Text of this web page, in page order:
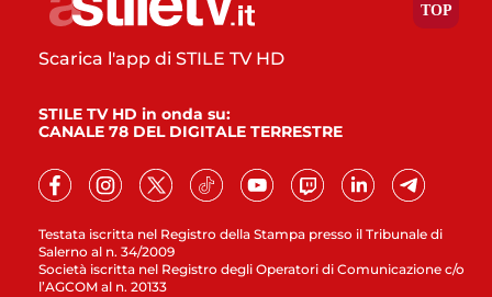
Testata iscritta nel Registro della Stampa presso il Tribunale di
Salerno al n. 34/2009
Società iscritta nel Registro degli Operatori di Comunicazione c/o
l’AGCOM al n. 20133
Scarica l'app di STILE TV HD
STILE TV HD in onda su:
CANALE 78 DEL DIGITALE TERRESTRE